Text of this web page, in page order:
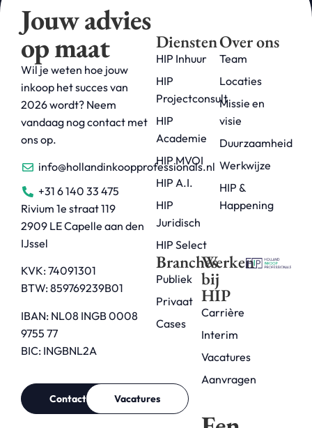
Jouw advies
op maat
Wil je weten hoe jouw
inkoop het succes van
2026 wordt? Neem
vandaag nog contact met
ons op.
info@hollandinkoopprofessionals.nl
+31 6 140 33 475
Rivium 1e straat 119
2909 LE Capelle aan den
IJssel
KVK: 74091301
BTW: 859769239B01
IBAN: NL08 INGB 0008
9755 77
BIC: INGBNL2A
Contact Vacatures
Diensten
HIP Inhuur
HIP
Projectconsult
HIP
Academie
HIP MVOI
HIP A.I.
HIP
Juridisch
HIP Select
Over ons
Team
Locaties
Missie en
visie
Duurzaamheid
Werkwijze
HIP &
Happening
Branches
Publiek
Privaat
Cases
Werken
bij
HIP
Carrière
Interim
Vacatures
Aanvragen